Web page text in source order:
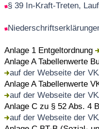
§ 39 In-Kraft-Treten,
Anlage 1 Entgeltordnung
Anlage A Tabellenwerte
auf der Webseite der
Anlage A Tabellenwerte
auf der Webseite der
Anlage C zu § 52 Abs. 4
auf der Webseite der